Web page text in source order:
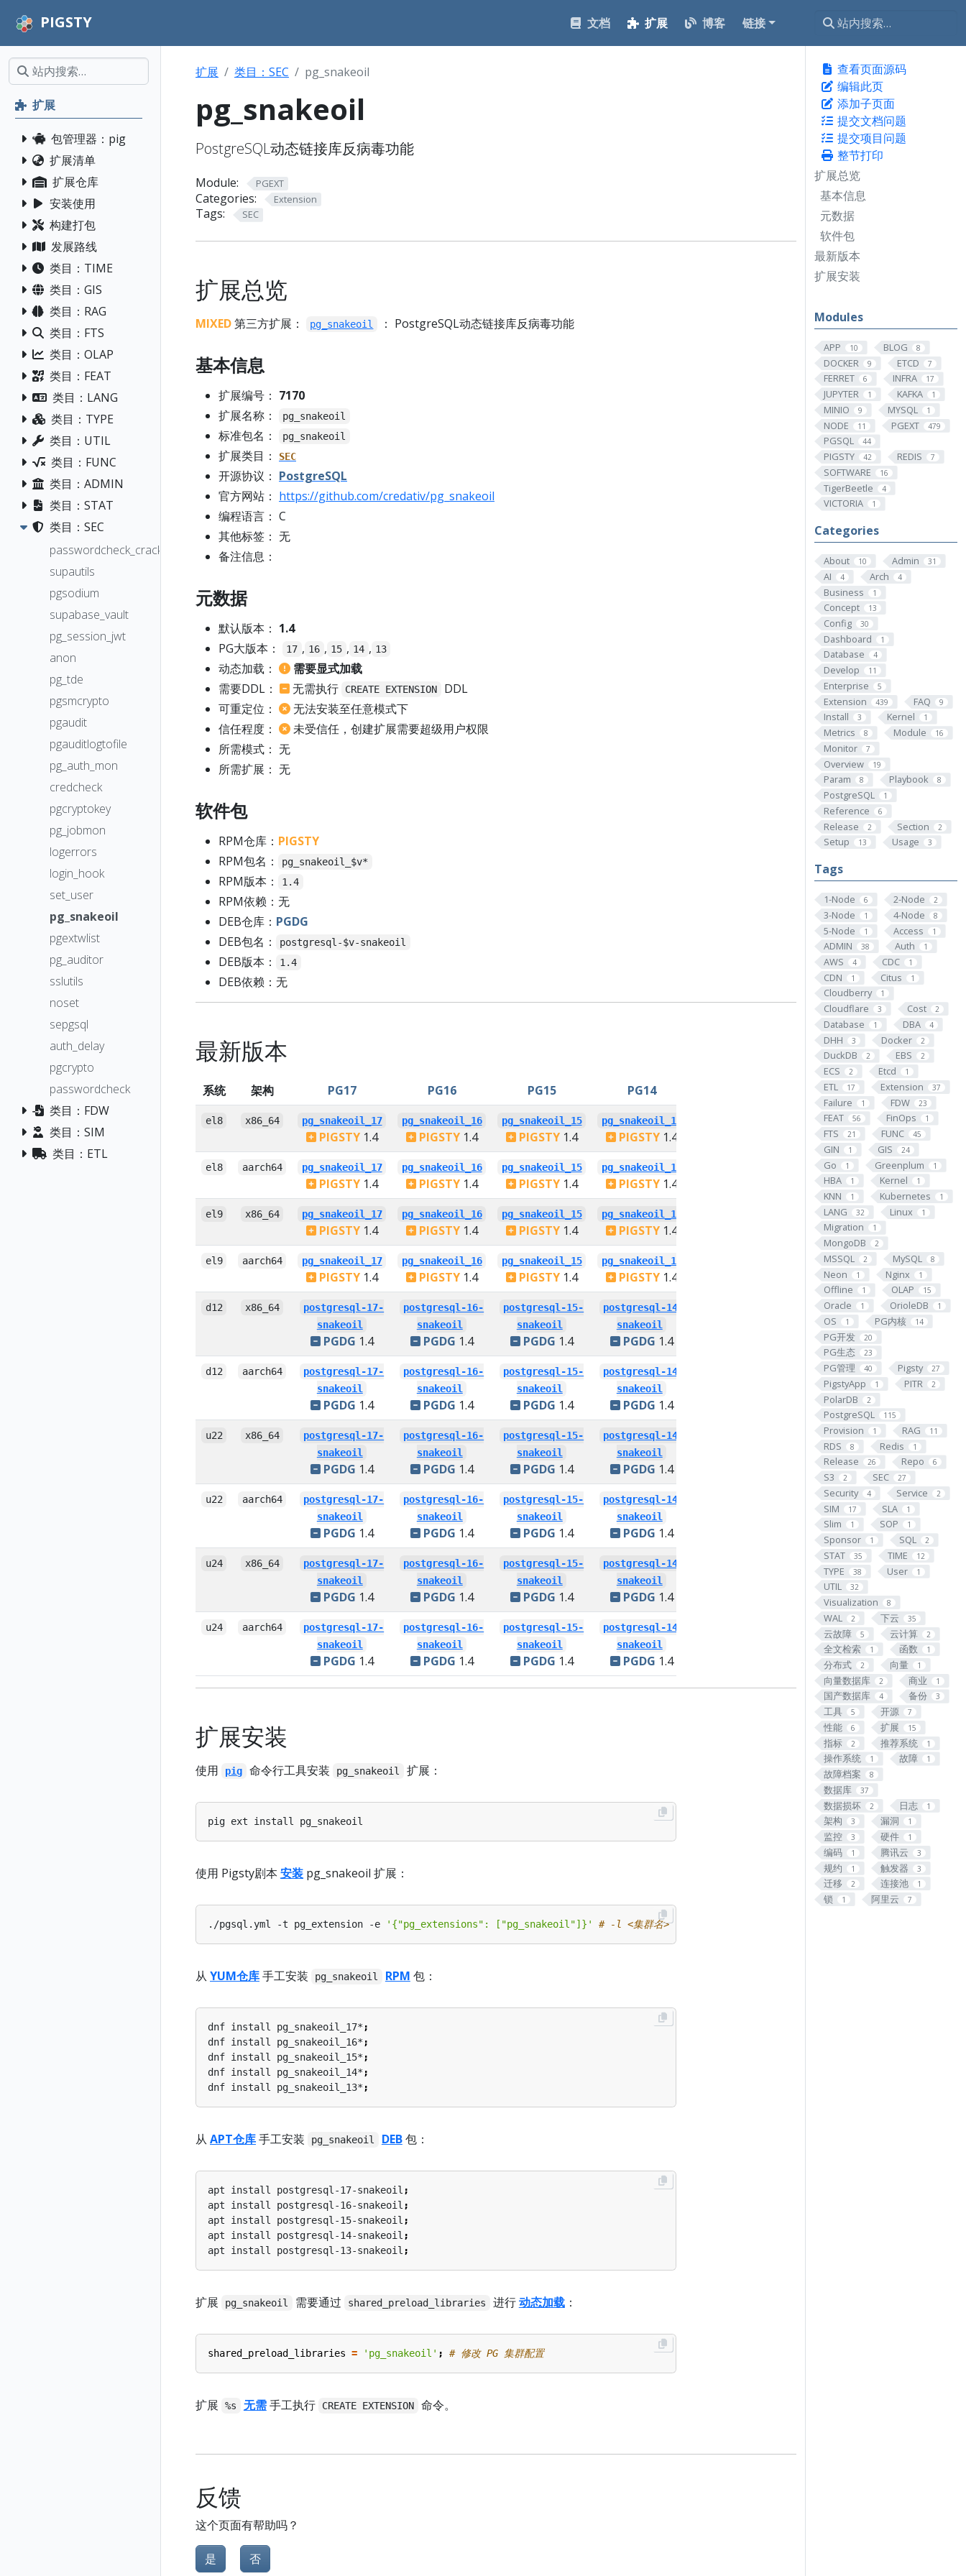
PIGSTY 文档 扩展 博客 链接
扩展
包管理器：pig
扩展清单
扩展仓库
安装使用
构建打包
发展路线
类目：TIME
类目：GIS
类目：RAG
类目：FTS
类目：OLAP
类目：FEAT
类目：LANG
类目：TYPE
类目：UTIL
类目：FUNC
类目：ADMIN
类目：STAT
类目：SEC
passwordcheck_cracklib
supautils
pgsodium
supabase_vault
pg_session_jwt
anon
pg_tde
pgsmcrypto
pgaudit
pgauditlogtofile
pg_auth_mon
credcheck
pgcryptokey
pg_jobmon
logerrors
login_hook
set_user
pg_snakeoil
pgextwlist
pg_auditor
sslutils
noset
sepgsql
auth_delay
pgcrypto
passwordcheck
类目：FDW
类目：SIM
类目：ETL
查看页面源码
编辑此页
添加子页面
提交文档问题
提交项目问题
整节打印
扩展总览
基本信息
元数据
软件包
最新版本
扩展安装
Modules
APP 10 BLOG 8
DOCKER 9 ETCD 7
FERRET 6 INFRA 17
JUPYTER 1 KAFKA 1
MINIO 9 MYSQL 1
NODE 11 PGEXT 479
PGSQL 44
PIGSTY 42 REDIS 7
SOFTWARE 16
TigerBeetle 4
VICTORIA 1
Categories
About 10 Admin 31
AI 4 Arch 4
Business 1
Concept 13
Config 30
Dashboard 1
Database 4
Develop 11
Enterprise 5
Extension 439 FAQ 9
Install 3 Kernel 1
Metrics 8 Module 16
Monitor 7
Overview 19
Param 8 Playbook 8
PostgreSQL 1
Reference 6
Release 2 Section 2
Setup 13 Usage 3
Tags
1-Node 6 2-Node 2
3-Node 1 4-Node 8
5-Node 1 Access 1
ADMIN 38 Auth 1
AWS 4 CDC 1
CDN 1 Citus 1
Cloudberry 1
Cloudflare 3 Cost 2
Database 1 DBA 4
DHH 3 Docker 2
DuckDB 2 EBS 2
ECS 2 Etcd 1
ETL 17 Extension 37
Failure 1 FDW 23
FEAT 56 FinOps 1
FTS 21 FUNC 45
GIN 1 GIS 24
Go 1 Greenplum 1
HBA 1 Kernel 1
KNN 1 Kubernetes 1
LANG 32 Linux 1
Migration 1
MongoDB 2
MSSQL 2 MySQL 8
Neon 1 Nginx 1
Offline 1 OLAP 15
Oracle 1 OrioleDB 1
OS 1 PG内核 14
PG开发 20
PG生态 23
PG管理 40 Pigsty 27
PigstyApp 1 PITR 2
PolarDB 2
PostgreSQL 115
Provision 1 RAG 11
RDS 8 Redis 1
Release 26 Repo 6
S3 2 SEC 27
Security 4 Service 2
SIM 17 SLA 1
Slim 1 SOP 1
Sponsor 1 SQL 2
STAT 35 TIME 12
TYPE 38 User 1
UTIL 32
Visualization 8
WAL 2 下云 35
云故障 5 云计算 2
全文检索 1 函数 1
分布式 2 向量 1
向量数据库 2 商业 1
国产数据库 4 备份 3
工具 5 开源 7
性能 6 扩展 15
指标 2 推荐系统 1
操作系统 1 故障 1
故障档案 8
数据库 37
数据损坏 2 日志 1
架构 3 漏洞 1
监控 3 硬件 1
编码 1 腾讯云 3
规约 1 触发器 3
迁移 2 连接池 1
锁 1 阿里云 7
扩展 类目：SEC pg_snakeoil
pg_snakeoil
PostgreSQL动态链接库反病毒功能
Module: PGEXT
Categories: Extension
Tags: SEC
扩展总览
MIXED第三方扩展： pg_snakeoil ： PostgreSQL动态链接库反病毒功能
基本信息
扩展编号： 7170
扩展名称：
pg_snakeoil
标准包名： pg_snakeoil
扩展类目： SEC
开源协议： PostgreSQL
官方网站： https://github.com/credativ/pg_snakeoil
编程语言： C
其他标签： 无
备注信息：
元数据
默认版本： 1.4
PG大版本：
17 , 16 , 15 , 14 , 13
动态加载：
需要显式加载
需要DDL：
无需执行 CREATE EXTENSION
DDL
可重定位：
无法安装至任意模式下
信任程度：
未受信任，创建扩展需要超级用户权限
所需模式： 无
所需扩展： 无
软件包
RPM仓库： PIGSTY
RPM包名：
pg_snakeoil_$v*
RPM版本： 1.4
RPM依赖：无
DEB仓库： PGDG
DEB包名：
postgresql-$v-snakeoil
DEB版本： 1.4
DEB依赖：无
最新版本
系统 架构 PG17 PG16 PG15 PG14
el8 x86_64 pg_snakeoil_17
PIGSTY1.4
pg_snakeoil_16
PIGSTY1.4
pg_snakeoil_15
PIGSTY1.4
pg_snakeoil_14
PIGSTY1.4
el8 aarch64 pg_snakeoil_17
PIGSTY1.4
pg_snakeoil_16
PIGSTY1.4
pg_snakeoil_15
PIGSTY1.4
pg_snakeoil_14
PIGSTY1.4
el9 x86_64 pg_snakeoil_17
PIGSTY1.4
pg_snakeoil_16
PIGSTY1.4
pg_snakeoil_15
PIGSTY1.4
pg_snakeoil_14
PIGSTY1.4
el9 aarch64 pg_snakeoil_17
PIGSTY1.4
pg_snakeoil_16
PIGSTY1.4
pg_snakeoil_15
PIGSTY1.4
pg_snakeoil_14
PIGSTY1.4
d12 x86_64
postgresql-17-
snakeoil
PGDG 1.4
postgresql-16-
snakeoil
PGDG 1.4
postgresql-15-
snakeoil
PGDG 1.4
postgresql-14-
snakeoil
PGDG 1.4
d12 aarch64
postgresql-17-
snakeoil
PGDG 1.4
postgresql-16-
snakeoil
PGDG 1.4
postgresql-15-
snakeoil
PGDG 1.4
postgresql-14-
snakeoil
PGDG 1.4
u22 x86_64
postgresql-17-
snakeoil
PGDG 1.4
postgresql-16-
snakeoil
PGDG 1.4
postgresql-15-
snakeoil
PGDG 1.4
postgresql-14-
snakeoil
PGDG 1.4
u22 aarch64
postgresql-17-
snakeoil
PGDG 1.4
postgresql-16-
snakeoil
PGDG 1.4
postgresql-15-
snakeoil
PGDG 1.4
postgresql-14-
snakeoil
PGDG 1.4
u24 x86_64
postgresql-17-
snakeoil
PGDG 1.4
postgresql-16-
snakeoil
PGDG 1.4
postgresql-15-
snakeoil
PGDG 1.4
postgresql-14-
snakeoil
PGDG 1.4
u24 aarch64
postgresql-17-
snakeoil
PGDG 1.4
postgresql-16-
snakeoil
PGDG 1.4
postgresql-15-
snakeoil
PGDG 1.4
postgresql-14-
snakeoil
PGDG 1.4
扩展安装
使用 pig 命令行工具安装 pg_snakeoil 扩展：
使用 Pigsty剧本 安装 pg_snakeoil 扩展：
./pgsql.yml -t pg_extension -e '{"pg_extensions": ["pg_snakeoil"]}' # -l <集群名>
从 YUM仓库手工安装 pg_snakeoil RPM 包：
dnf install pg_snakeoil_17*;
dnf install pg_snakeoil_16*;
dnf install pg_snakeoil_15*;
dnf install pg_snakeoil_14*;
dnf install pg_snakeoil_13*;
从 APT仓库手工安装 pg_snakeoil DEB包：
apt install postgresql-17-snakeoil;
apt install postgresql-16-snakeoil;
apt install postgresql-15-snakeoil;
apt install postgresql-14-snakeoil;
apt install postgresql-13-snakeoil;
扩展 pg_snakeoil 需要通过 shared_preload_libraries 进行动态加载：
shared_preload_libraries = 'pg_snakeoil' ; # 修改 PG 集群配置
扩展 %s 无需手工执行 CREATE EXTENSION 命令。
反馈
这个页面有帮助吗？
是 否